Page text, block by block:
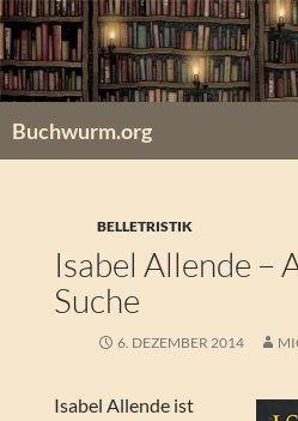
Zum
Inhalt
springen
Buchwurm.org
BELLETRISTIK
Isabel Allende –
Suche
6. DEZEMBER 2014
Isabel Allende ist